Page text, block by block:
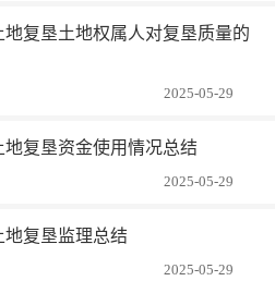
地复垦土地权属人对复垦质量的
2025-05-29
地复垦资金使用情况总结
2025-05-29
地复垦监理总结
2025-05-29